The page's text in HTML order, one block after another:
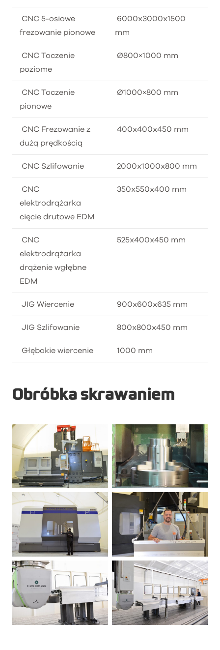
CNC 5-osiowe
frezowanie pionowe
6000x3000x1500
mm
CNC Toczenie
poziome
Ø800×1000 mm
CNC Toczenie
pionowe
Ø1000×800 mm
CNC Frezowanie z
dużą prędkością
400x400x450 mm
CNC Szlifowanie 2000x1000x800 mm
CNC
elektrodrążarka
cięcie drutowe EDM
350x550x400 mm
CNC
elektrodrążarka
drążenie wgłębne
EDM
525x400x450 mm
JIG Wiercenie 900x600x635 mm
JIG Szlifowanie 800x800x450 mm
Głębokie wiercenie 1000 mm
Obróbka skrawaniem